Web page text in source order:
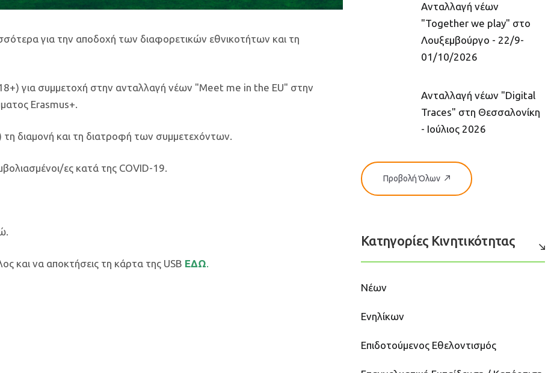
για την αποδοχή των διαφορετικών εθνικοτήτων και τη
για συμμετοχή στην ανταλλαγή νέων "Meet me in the EU" στην
Erasmus+.
τη διαμονή και τη διατροφή των συμμετεχόντων.
ες κατά της COVID-19.
και να αποκτήσεις τη κάρτα της USB ΕΔΩ.
Ανταλλαγή νέων
"Together we play" στο
Λουξεμβούργο - 22/9-
01/10/2026
Ανταλλαγή νέων "Digital
Traces" στη Θεσσαλονίκη
- Ιούλιος 2026
Προβολή Όλων
Κατηγορίες Κινητικότητας
Νέων
Ενηλίκων
Επιδοτούμενος Εθελοντισμός